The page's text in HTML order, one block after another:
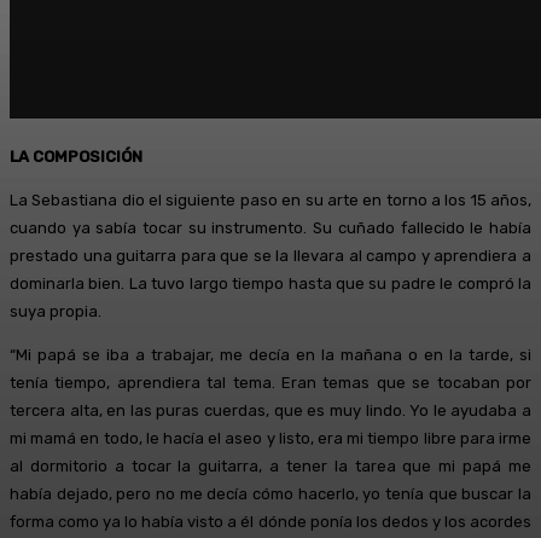
LA COMPOSICIÓN
La Sebastiana dio el siguiente paso en su arte en torno a los 15 años,
cuando ya sabía tocar su instrumento. Su cuñado fallecido le había
prestado una guitarra para que se la llevara al campo y aprendiera a
dominarla bien. La tuvo largo tiempo hasta que su padre le compró la
suya propia.
“Mi papá se iba a trabajar, me decía en la mañana o en la tarde, si
tenía tiempo, aprendiera tal tema. Eran temas que se tocaban por
tercera alta, en las puras cuerdas, que es muy lindo. Yo le ayudaba a
mi mamá en todo, le hacía el aseo y listo, era mi tiempo libre para irme
al dormitorio a tocar la guitarra, a tener la tarea que mi papá me
había dejado, pero no me decía cómo hacerlo, yo tenía que buscar la
forma como ya lo había visto a él dónde ponía los dedos y los acordes